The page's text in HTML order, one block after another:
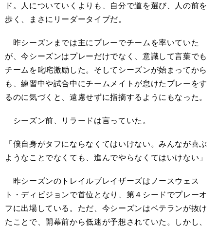
ド。人についていくよりも、自分で道を選び、人の前を
歩く、まさにリーダータイプだ。
昨シーズンまでは主にプレーでチームを率いていた
が、今シーズンはプレーだけでなく、意識して言葉でも
チームを叱咤激励した。そしてシーズンが始まってから
も、練習中や試合中にチームメイトが怠けたプレーをす
るのに気づくと、遠慮せずに指摘するようにもなった。
シーズン前、リラードは言っていた。
「僕自身がタフにならなくてはいけない。みんなが喜ぶ
ようなことでなくても、進んでやらなくてはいけない」
昨シーズンのトレイルブレイザーズはノースウェス
ト・ディビジョンで首位となり、第４シードでプレーオ
フに出場している。ただ、今シーズンはベテランが抜け
たことで、開幕前から低迷が予想されていた。しかし、